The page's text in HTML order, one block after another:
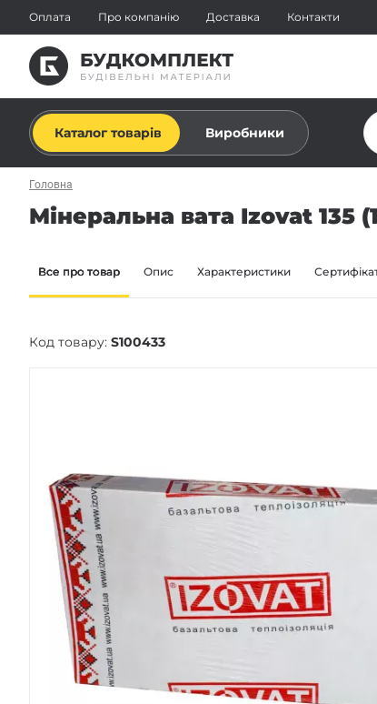
Оплата Про компанію Доставка Контакти
Каталог товарів Виробники
Головна
Мінеральна вата Izovat 135
Все про товар Опис Характеристики
Код товару: S100433